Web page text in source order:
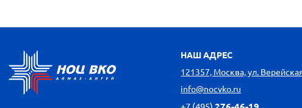
НАШ АДРЕС
121357, Москва, ул.
info@nocvko.ru